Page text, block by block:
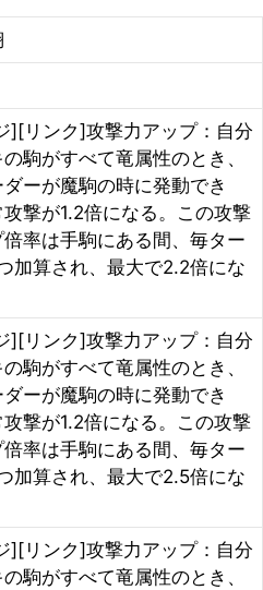
][リンク]攻撃力アップ：自分
駒がすべて竜属性のとき、
ーが魔駒の時に発動でき
攻撃が1.2倍になる。この攻撃
率は手駒にある間、毎ター
加算され、最大で2.2倍にな
][リンク]攻撃力アップ：自分
駒がすべて竜属性のとき、
ーが魔駒の時に発動でき
攻撃が1.2倍になる。この攻撃
率は手駒にある間、毎ター
加算され、最大で2.5倍にな
][リンク]攻撃力アップ：自分
駒がすべて竜属性のとき、